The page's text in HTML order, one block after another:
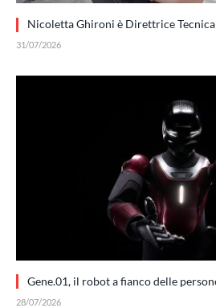
Nicoletta Ghironi è Direttrice
31/07/2026
Gene.01, il robot a fianco delle
28/07/2026